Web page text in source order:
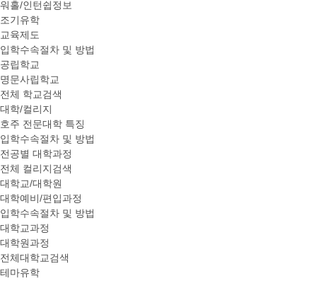
워홀/인턴쉽정보
조기유학
교육제도
입학수속절차 및 방법
공립학교
명문사립학교
전체 학교검색
대학/컬리지
호주 전문대학 특징
입학수속절차 및 방법
전공별 대학과정
전체 컬리지검색
대학교/대학원
대학예비/편입과정
입학수속절차 및 방법
대학교과정
대학원과정
전체대학교검색
테마유학